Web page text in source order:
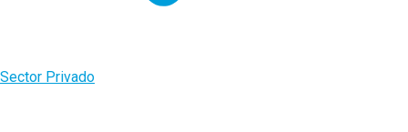
Sector Privado